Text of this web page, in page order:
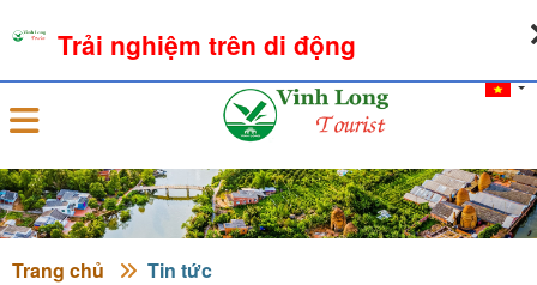
Đăng nhập
Trang chủ Tin tức
Trải nghiệm trên di động